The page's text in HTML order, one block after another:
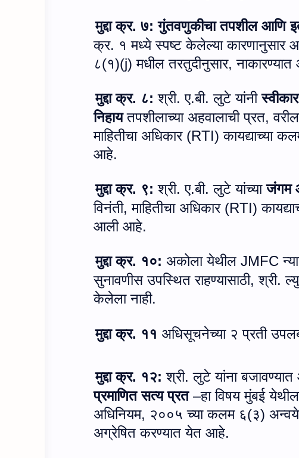
मुद्दा क्र. ७: गुंतवणुकीचा तपशील आणि
क्र. १ मध्ये स्पष्ट केलेल्या कारणानुसार
८(१)(j)मधील तरतुदीनुसार,
मुद्दा क्र. ८: श्री. ए.बी. लुटे यांनी
निहायतपशीलाच्या अहवालाची प्रत,
माहितीचा अधिकार (RTI)कायद्याच्या
आहे.
मुद्दा क्र. ९: श्री. ए.बी. लुटे यांच्याजंगम
विनंती,माहितीचा अधिकार (RTI)
आली आहे.
मुद्दा क्र. १०: अकोला येथील JMFC
सुनावणीस उपस्थित राहण्यासाठी,श्री.
केलेला नाही.
मुद्दा क्र. ११ अधिसूचनेच्या २ प्रती
मुद्दा क्र. १२: श्री. लुटे यांना
प्रमाणित सत्य प्रत–हा विषय मुंबई
अधिनियम, २००५ च्या कलम ६(३) अन्वये
अग्रेषित करण्यात येत आहे.